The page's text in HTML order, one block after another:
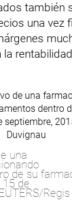
también
una vez
una
de su
de
Regis